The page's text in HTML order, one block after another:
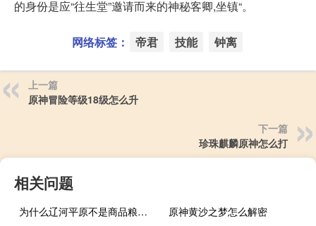
的身份是应“往生堂”邀请而来的神秘客卿,坐镇“。
网络标签： 帝君 技能 钟离
上一篇
原神冒险等级18级怎么升
下一篇
珍珠麒麟原神怎么打
相关问题
为什么辽河平原不是商品粮基地
原神黄沙之梦怎么解密